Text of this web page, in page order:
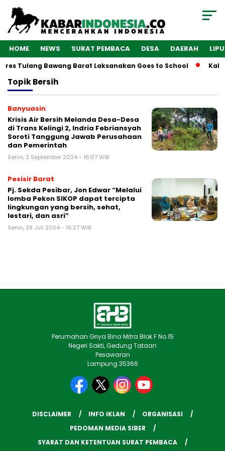
HOME NEWS SURAT PEMBACA DESA DAERAH
Tulang Bawang Barat Laksanakan Goes to School
TopikBersih
Banyuasin
Krisis Air Bersih Melanda Desa-Desa
di Trans Kelingi 2, Indria Febriansyah
Soroti Tanggung Jawab Perusahaan
dan Pemerintah
Senin, 2 September 2024 - 16:07 WIB
Pesisir Barat
Pj. Sekda Pesibar, Jon Edwar “Melalui
lomba Pekon SIKOP dapat tercipta
lingkungan yang bersih, sehat,
lestari, dan asri”
Senin, 29 Juli 2024 - 16:27 WIB
Perumahan Griya Bina Mitra Blok F No.15
Negeri Sakti, Gedung Tataan
Pesawaran
Lampung 35366
DISCLAIMER INFO IKLAN
ORGANISASI
PEDOMAN MEDIA SIBER
SYARAT DAN KETENTUAN SURAT PEMBACA